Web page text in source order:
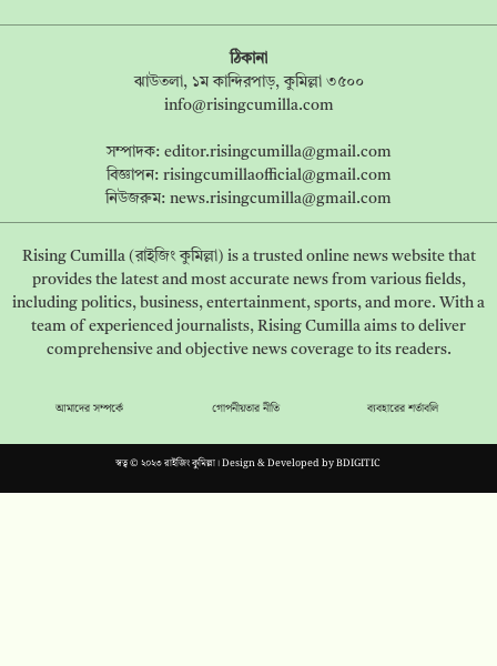
ঠিকানা
ঝাউতলা, ১ম কান্দিরপাড়, কুমিল্লা ৩৫০০
info@risingcumilla.com
সম্পাদক: editor.risingcumilla@gmail.com
বিজ্ঞাপন: risingcumillaofficial@gmail.com
নিউজরুম: news.risingcumilla@gmail.com
Rising Cumilla (রাইজিং কুমিল্লা) is a trusted online news website that
provides the latest and most accurate news from various fields,
including politics, business, entertainment, sports, and more. With a
team of experienced journalists, Rising Cumilla aims to deliver
comprehensive and objective news coverage to its readers.
আমাদের সম্পর্কে গোপনীয়তার নীতি ব্যবহারের শর্তাবলি
স্বত্ব © ২০২৩ রাইজিং কুমিল্লা। Design & Developed byBDIGITIC